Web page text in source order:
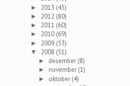
► 2013 (45)
► 2012 (80)
► 2011 (60)
► 2010 (69)
► 2009 (53)
▼ 2008 (51)
► desember (8)
► november (1)
► oktober (4)